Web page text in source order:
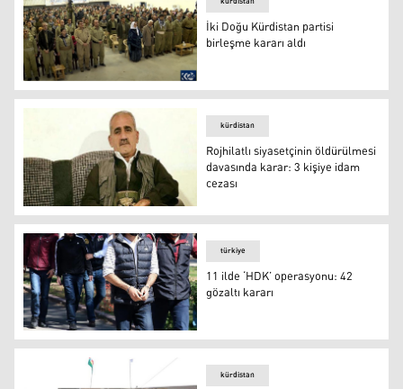
İki Doğu Kürdistan partisi birleşme kararı aldı
İki Doğu Kürdistan partisi
birleşme kararı aldı
Rojhilatlı siyasetçinin öldürülmesi davasında karar: 3
kürdistan
Rojhilatlı siyasetçinin öldürülmesi
davasında karar: 3 kişiye idam
cezası
Foto: Arşiv
türkiye
11 ilde ‘HDK’ operasyonu: 42
gözaltı kararı
kürdistan